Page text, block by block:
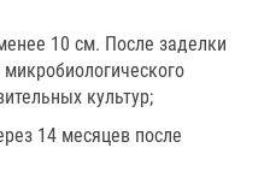
10 см. После заделки
культур;
14 месяцев после